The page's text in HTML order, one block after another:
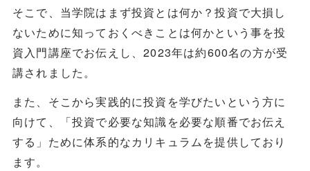
そこで、当学院はまず投資とは何か？投資で大損し
ないために知っておくべきことは何かという事を投
資入門講座でお伝えし、2023年は約600名の方が受
講されました。
また、そこから実践的に投資を学びたいという方に
向けて、「投資で必要な知識を必要な順番でお伝え
する」ために体系的なカリキュラムを提供しており
ます。